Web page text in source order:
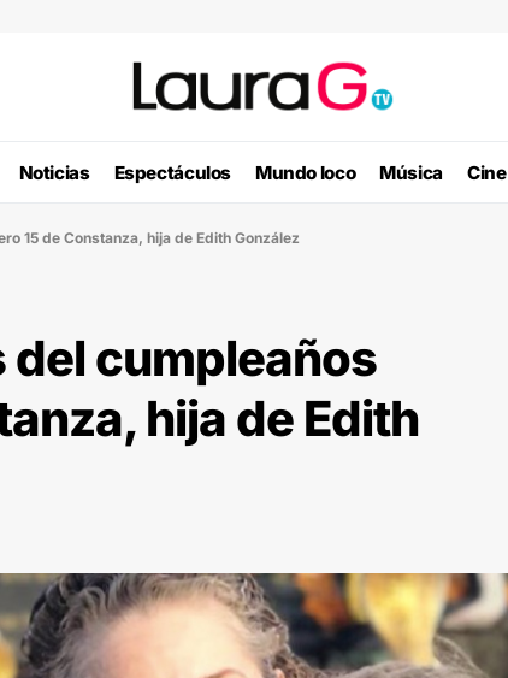
Noticias Espectáculos Mundo loco Música Cine
15 de Constanza, hija de Edith González
del cumpleaños
hija de Edith